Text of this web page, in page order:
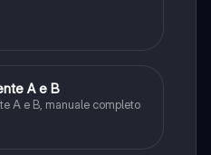
A e B
A e B, manuale completo